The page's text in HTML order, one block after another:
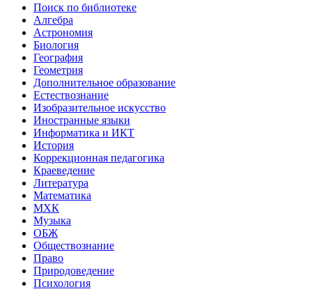
Поиск по библиотеке
Алгебра
Астрономия
Биология
География
Геометрия
Дополнительное образование
Естествознание
Изобразительное искусство
Иностранные языки
Информатика и ИКТ
История
Коррекционная педагогика
Краеведение
Литература
Математика
МХК
Музыка
ОБЖ
Обществознание
Право
Природоведение
Психология